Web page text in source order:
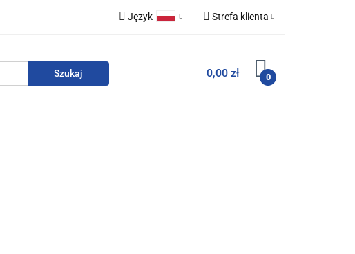
Język Strefa klienta
Zarejestruj się
0,00 zł 0